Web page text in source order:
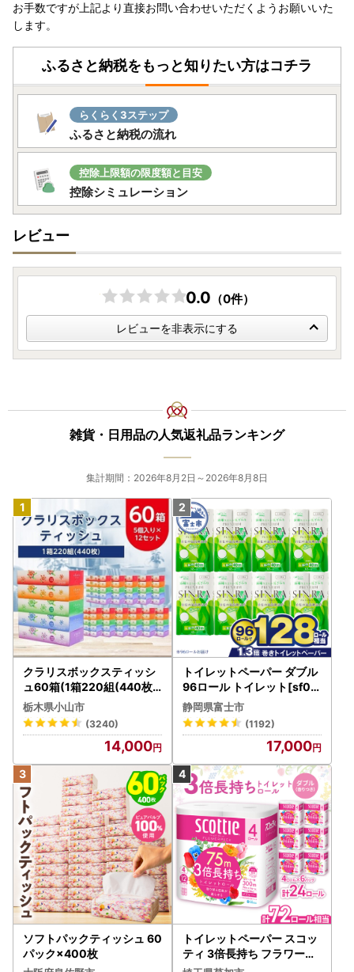
お手数ですが上記より直接お問い合わせいただくようお願いいた
します。
ふるさと納税をもっと知りたい方はコチラ
らくらく3ステップ
ふるさと納税の流れ
控除上限額の限度額と目安
控除シミュレーション
レビュー
0.0 （0件）
レビューを非表示にする
雑貨・日用品の人気返礼品ランキング
集計期間：2026年8月2日～2026年8月8日
クラリスボックスティッシ
ュ60箱(1箱220組(440枚))
(5個入り×12セット)【配送
不可地域：離島・沖縄県】
【1256759】
栃木県小山市
(3240)
14,000
トイレットペーパー ダブル
96ロール トイレット[sf00
1-012]
静岡県富士市
(1192)
17,000
ソフトパックティッシュ 60
パック×400枚
トイレットペーパー スコッ
ティ 3倍長持ち フラワーパ
ック 4ロール×6P